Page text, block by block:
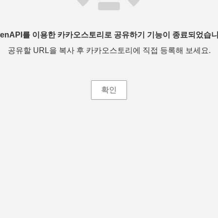
를 이용한 카카오스토리로 공유하기 기능이 종료되었습
공유할 URL을 복사 후 카카오스토리에 직접 등록해 보세요.
확인